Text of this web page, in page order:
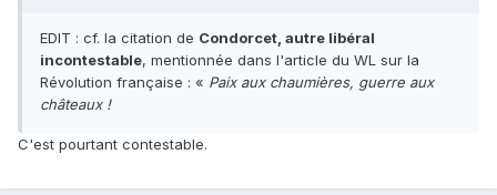
EDIT : cf. la citation de Condorcet, autre libéral
incontestable, mentionnée dans l'article du WL sur la
Révolution française : « Paix aux chaumières, guerre aux
châteaux !
C'est pourtant contestable.